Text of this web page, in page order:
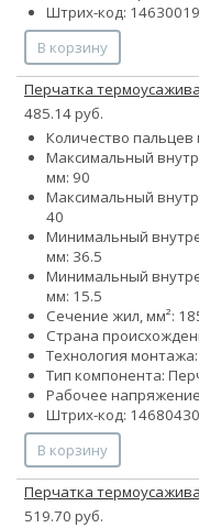
Штрих-код:
В корзину
Перчатка
485.14 руб.
Количество пальцев
Максимальный
мм: 90
Максимальный
40
Минимальный
мм: 36.5
Минимальный
мм: 15.5
Сечение жил, мм²:
Страна
Технология
Тип компонента:
Рабочее
Штрих-код:
В корзину
Перчатка
519.70 руб.